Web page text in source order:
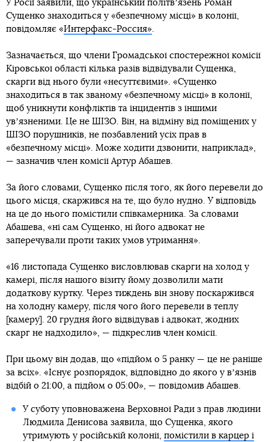
У Росії заявили, що український політвʼязень Роман
Сущенко знаходиться у «безпечному місці» в колонії,
повідомляє «Интерфакс-Россия».
Зазначається, що члени Громадської спостережної комісії
Кіровської області кілька разів відвідували Сущенка,
скарги від нього були «несуттєвими». «Сущенко
знаходиться в так званому «безпечному місці» в колонії,
щоб уникнути конфліктів та інцидентів з іншими
увʼязненими. Це не ШІЗО. Він, на відміну від поміщених у
ШІЗО порушників, не позбавлений усіх прав в
«безпечному місці». Може ходити дзвонити, наприклад»,
— зазначив член комісії Артур Абашев.
За його словами, Сущенко після того, як його перевели до
цього місця, скаржився на те, що було нудно. У відповідь
на це до нього помістили співкамерника. За словами
Абашева, «ні сам Сущенко, ні його адвокат не
заперечували проти таких умов утримання».
«16 листопада Сущенко висловлював скарги на холод у
камері, після нашого візиту йому дозволили мати
додаткову куртку. Через тиждень він знову поскаржився
на холодну камеру, після чого його перевели в теплу
[камеру]. 20 грудня його відвідував і адвокат, жодних
скарг не надходило», — підкреслив член комісії.
При цьому він додав, що «підйом о 5 ранку — це не раніше
за всіх». «Існує розпорядок, відповідно до якого у вʼязнів
відбій о 21:00, а підйом о 05:00», — повідомив Абашев.
У суботу уповноважена Верховної Ради з прав людини
Людмила Денисова заявила, що Сущенка, якого
утримують у російській колонії, помістили в карцер і